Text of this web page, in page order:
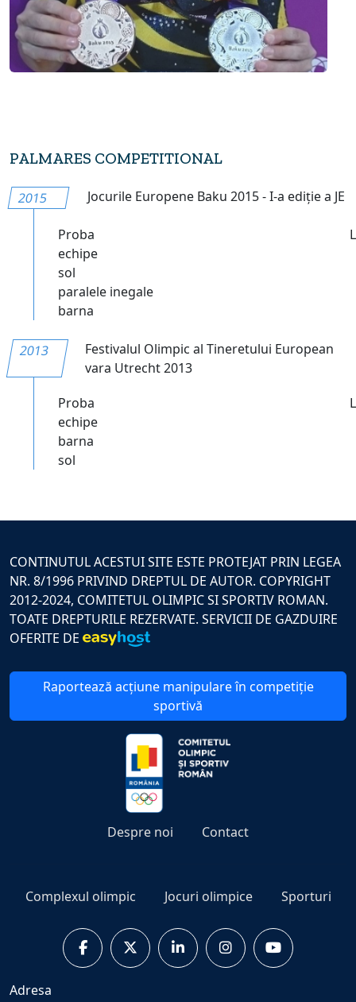
PALMARES COMPETITIONAL
2015 Jocurile Europene Baku 2015 - I-a ediție a JE
Proba
echipe
sol
paralele inegale
barna
2013
Festivalul Olimpic al Tineretului European
vara Utrecht 2013
Proba
echipe
barna
sol
CONTINUTUL ACESTUI SITE ESTE PROTEJAT PRIN LEGEA
NR. 8/1996 PRIVIND DREPTUL DE AUTOR. COPYRIGHT
2012-2024, COMITETUL OLIMPIC SI SPORTIV ROMAN.
TOATE DREPTURILE REZERVATE. SERVICII DE GAZDUIRE
OFERITE DE
Raportează acțiune manipulare în competiție
sportivă
Despre noi Contact
Complexul olimpic Jocuri olimpice Sporturi
Adresa